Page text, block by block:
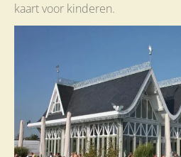
kaart voor kinderen.